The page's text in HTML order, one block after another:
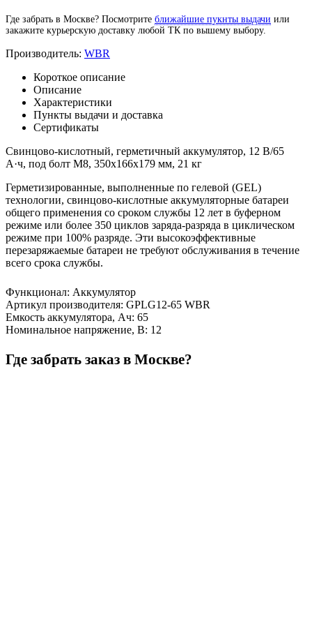
Где забрать в Москве? Посмотрите ближайшие пукнты выдачи или
закажите курьерскую доставку любой ТК по вышему выбору.
Производитель: WBR
Короткое описание
Описание
Характеристики
Пункты выдачи и доставка
Сертификаты
Свинцово-кислотный, герметичный аккумулятор, 12 В/65
А·ч, под болт М8, 350х166х179 мм, 21 кг
Герметизированные, выполненные по гелевой (GEL)
технологии, свинцово-кислотные аккумуляторные батареи
общего применения со сроком службы 12 лет в буферном
режиме или более 350 циклов заряда-разряда в циклическом
режиме при 100% разряде. Эти высокоэффективные
перезаряжаемые батареи не требуют обслуживания в течение
всего срока службы.
Функционал: Аккумулятор
Артикул производителя: GPLG12-65 WBR
Емкость аккумулятора, Ач: 65
Номинальное напряжение, В: 12
Где забрать заказ в Москве?